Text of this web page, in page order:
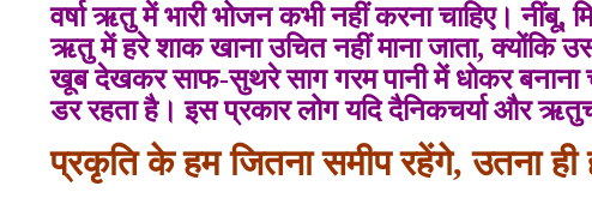
वर्षा ऋतु में भारी भोजन कभी नहीं करना चाहिए। नींबू,
ऋतु में हरे शाक खाना उचित नहीं माना जाता, क्योंकि
खूब देखकर साफ-सुथरे साग गरम पानी में धोकर बनाना
डर रहता है। इस प्रकार लोग यदि दैनिकचर्या और
प्रकृति के हम जितना समीप रहेंगे, उतना ही